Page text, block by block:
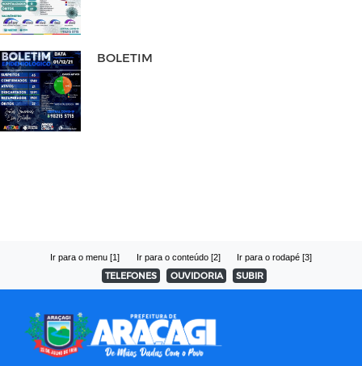
BOLETIM
Ir para o menu [1] Ir para o conteúdo [2] Ir para o rodapé [3]
TELEFONES OUVIDORIA SUBIR